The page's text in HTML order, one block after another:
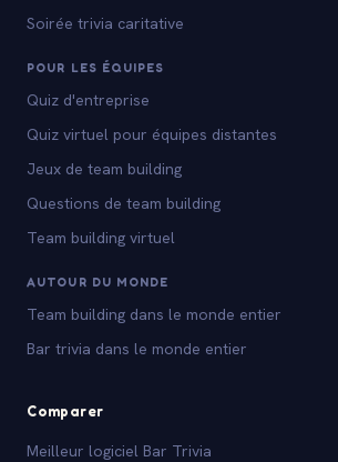
Soirée trivia caritative
POUR LES ÉQUIPES
Quiz d'entreprise
Quiz virtuel pour équipes distantes
Jeux de team building
Questions de team building
Team building virtuel
AUTOUR DU MONDE
Team building dans le monde entier
Bar trivia dans le monde entier
Comparer
Meilleur logiciel Bar Trivia